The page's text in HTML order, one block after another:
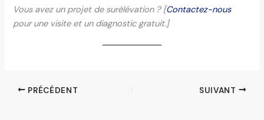
Vous avez un projet de surélévation ? [Contactez-nous
pour une visite et un diagnostic gratuit.]
PRÉCÉDENT SUIVANT